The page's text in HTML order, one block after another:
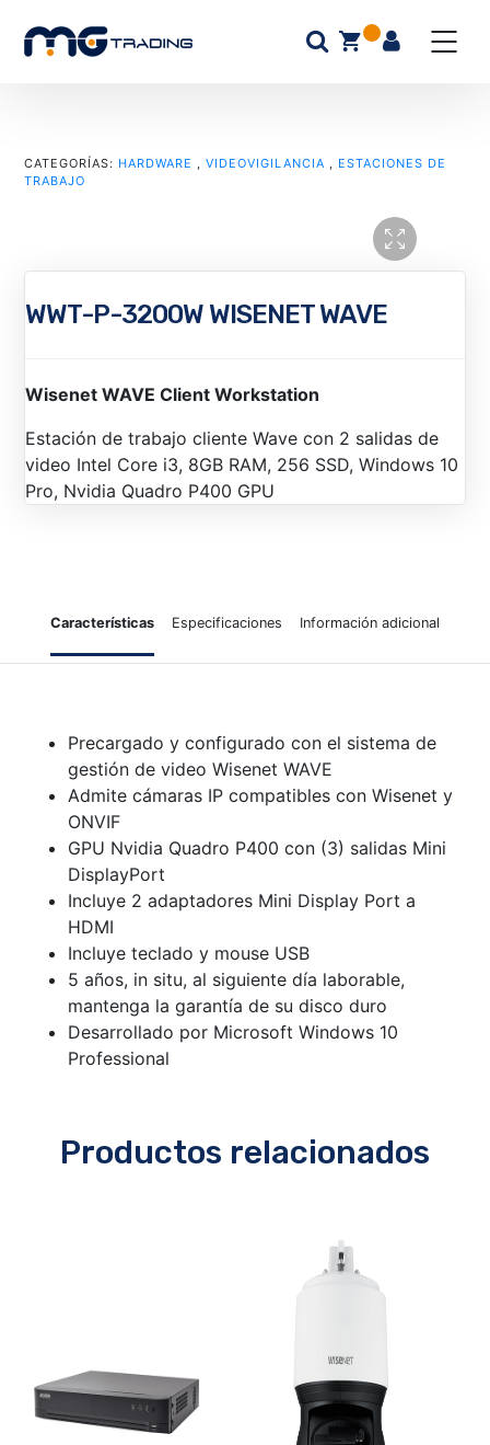
CATEGORÍAS: HARDWARE ,VIDEOVIGILANCIA , ESTACIONES DE
TRABAJO
WWT-P-3200W WISENET WAVE
Wisenet WAVE Client Workstation
Estación de trabajo cliente Wave con 2 salidas de
video Intel Core i3, 8GB RAM, 256 SSD, Windows 10
Pro, Nvidia Quadro P400 GPU
Características Especificaciones Información adicional
Precargado y configurado con el sistema de
gestión de video Wisenet WAVE
Admite cámaras IP compatibles con Wisenet y
ONVIF
GPU Nvidia Quadro P400 con (3) salidas Mini
DisplayPort
Incluye 2 adaptadores Mini Display Port a
HDMI
Incluye teclado y mouse USB
5 años, in situ, al siguiente día laborable,
mantenga la garantía de su disco duro
Desarrollado por Microsoft Windows 10
Professional
Productos relacionados